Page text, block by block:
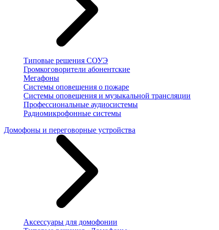
Типовые решения СОУЭ
Громкоговорители абонентские
Мегафоны
Системы оповещения о пожаре
Системы оповещения и музыкальной трансляции
Профессиональные аудиосистемы
Радиомикрофонные системы
Домофоны и переговорные устройства
Аксессуары для домофонии